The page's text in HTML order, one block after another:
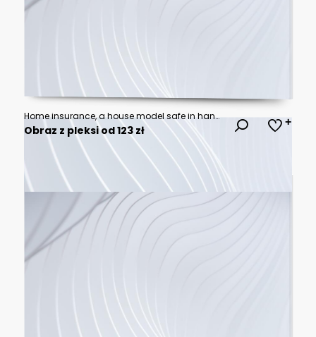
Home insurance, a house model safe in hands
Obraz z pleksi od 123 zł